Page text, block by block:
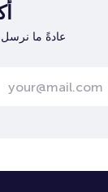
عادةً ما